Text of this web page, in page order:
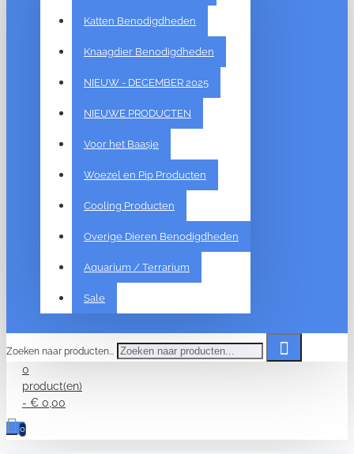
Katten Benodigdheden
Knaagdier Benodigdheden
NIEUW - DECEMBER 2025
NIEUWE PRODUCTEN
Voor het Baasje
Woezel en Pip Producten
Cooling Producten
Overige Dieren Benodigdheden
Aquarium / Terrarium
Sale
Zoeken naar producten...
0
product(en)
- € 0,00
0